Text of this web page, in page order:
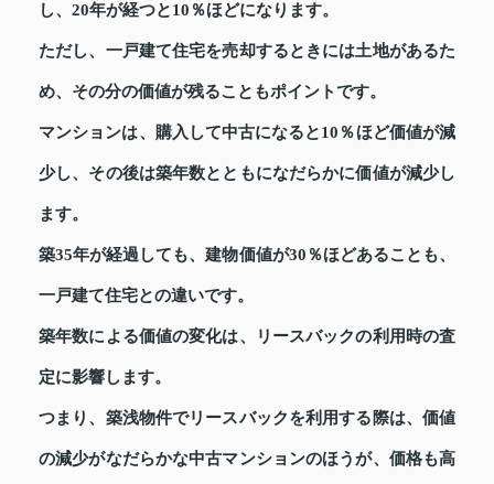
し、20年が経つと10％ほどになります。
ただし、一戸建て住宅を売却するときには土地があるた
め、その分の価値が残ることもポイントです。
マンションは、購入して中古になると10％ほど価値が減
少し、その後は築年数とともになだらかに価値が減少し
ます。
築35年が経過しても、建物価値が30％ほどあることも、
一戸建て住宅との違いです。
築年数による価値の変化は、リースバックの利用時の査
定に影響します。
つまり、築浅物件でリースバックを利用する際は、価値
の減少がなだらかな中古マンションのほうが、価格も高